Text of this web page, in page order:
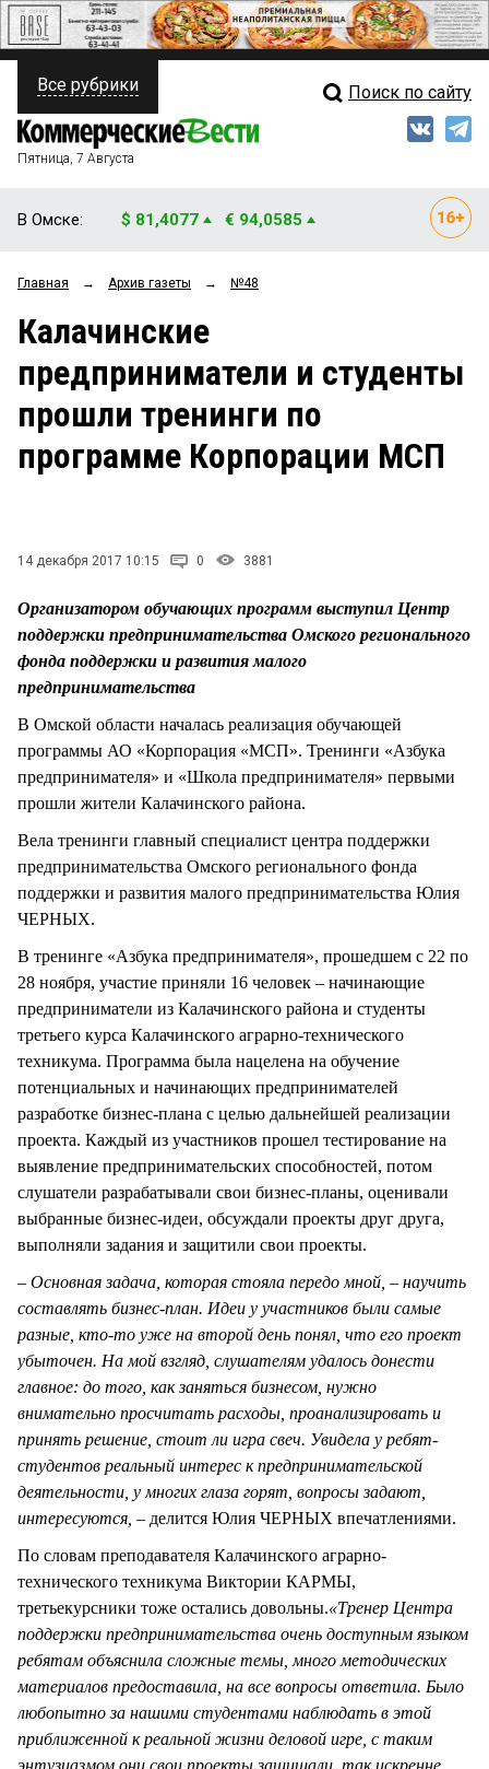
ПОЛИТИКА
ФИНАНСЫ
ОБЩЕСТВО
ЗАКОН
НОВОСТИ КОМПАНИЙ
Свежий выпуск
Блоги
Архив
Все рубрики Поиск по сайту
Пятница, 7 Августа
В Омске: $ 81,4077 € 94,0585
Главная → Архив газеты → №48
Калачинские
предприниматели и студенты
прошли тренинги по
программе Корпорации МСП
14 декабря 2017 10:15 0 3881
Организатором обучающих программ выступил Центр
поддержки предпринимательства Омского регионального
фонда поддержки и развития малого
предпринимательства
В Омской области началась реализация обучающей
программы АО «Корпорация «МСП». Тренинги «Азбука
предпринимателя» и «Школа предпринимателя» первыми
прошли жители Калачинского района.
Вела тренинги главный специалист центра поддержки
предпринимательства Омского регионального фонда
поддержки и развития малого предпринимательства Юлия
ЧЕРНЫХ.
В тренинге «Азбука предпринимателя», прошедшем с 22 по
28 ноября, участие приняли 16 человек – начинающие
предприниматели из Калачинского района и студенты
третьего курса Калачинского аграрно-технического
техникума. Программа была нацелена на обучение
потенциальных и начинающих предпринимателей
разработке бизнес-плана с целью дальнейшей реализации
проекта. Каждый из участников прошел тестирование на
выявление предпринимательских способностей, потом
слушатели разрабатывали свои бизнес-планы, оценивали
выбранные бизнес-идеи, обсуждали проекты друг друга,
выполняли задания и защитили свои проекты.
– Основная задача, которая стояла передо мной, – научить
составлять бизнес-план. Идеи у участников были самые
разные, кто-то уже на второй день понял, что его проект
убыточен. На мой взгляд, слушателям удалось донести
главное: до того, как заняться бизнесом, нужно
внимательно просчитать расходы, проанализировать и
принять решение, стоит ли игра свеч. Увидела у ребят-
студентов реальный интерес к предпринимательской
деятельности, у многих глаза горят, вопросы задают,
интересуются, – делится Юлия ЧЕРНЫХ впечатлениями.
По словам преподавателя Калачинского аграрно-
технического техникума Виктории КАРМЫ,
третьекурсники тоже остались довольны.«Тренер Центра
поддержки предпринимательства очень доступным языком
ребятам объяснила сложные темы, много методических
материалов предоставила, на все вопросы ответила. Было
любопытно за нашими студентами наблюдать в этой
приближенной к реальной жизни деловой игре, с таким